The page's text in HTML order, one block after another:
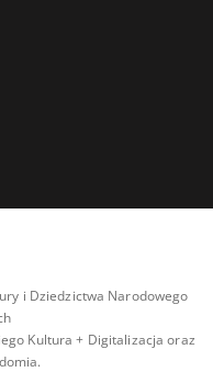
i Dziedzictwa Narodowego
Kultura + Digitalizacja oraz